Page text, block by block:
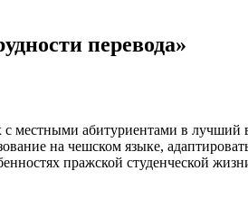
перевода»
местными абитуриентами в лучший
на чешском языке,
пражской студенческой